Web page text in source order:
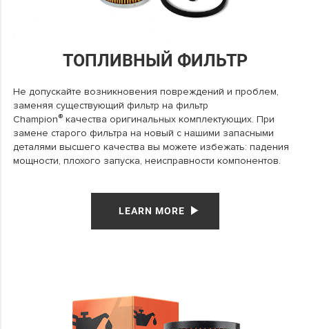
ТОПЛИВНЫЙ ФИЛЬТР
Не допускайте возникновения повреждений и проблем,
заменяя существующий фильтр на фильтр
Champion® качества оригинальных комплектующих. При
замене старого фильтра на новый с нашими запасными
деталями высшего качества вы можете избежать: падения
мощности, плохого запуска, неисправности компонентов.
LEARN MORE